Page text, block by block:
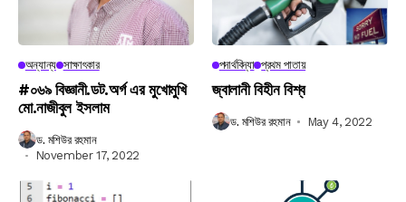
অন্যান্য সাক্ষাৎকার
#০৬৯ বিজ্ঞানী.ডট.অর্গ এর মুখোমুখি
মো.নাজীবুল ইসলাম
ড. মশিউর রহমান
November 17, 2022
পদার্থবিদ্যা প্রথম পাতায়
জ্বালানী বিহীন বিশ্ব
ড. মশিউর রহমান May 4, 2022